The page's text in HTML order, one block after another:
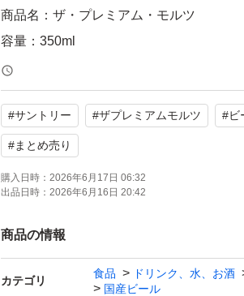
商品名：ザ・プレミアム・モルツ
容量：350ml
数量：24缶×2ケース（計48缶）
状態：未使用
製造2026年05月、賞味期限2027年01月
よろしくお願いいたします。
#サントリー #ザプレミアムモルツ #ビ
#まとめ売り
購入日時： 2026年6月17日 06:32
出品日時： 2026年6月16日 20:42
商品の情報
カテゴリ
食品 ドリンク、水、お酒
国産ビール